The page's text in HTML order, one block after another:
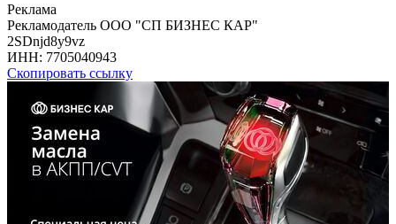
Реклама
Рекламодатель ООО "СП БИЗНЕС КАР"
2SDnjd8y9vz
ИНН: 7705040943
Скопировать ссылку